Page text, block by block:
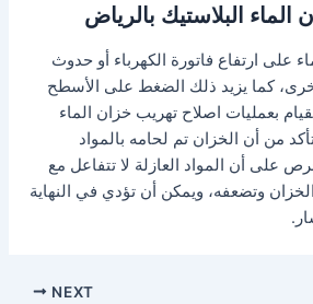
الماء البلاستيك بالرياض
على ارتفاع فاتورة الكهرباء أو حدوث
كما يزيد ذلك الضغط على الأسطح
بعمليات اصلاح تهريب خزان الماء
من أن الخزان تم لحامه بالمواد
على أن المواد العازلة لا تتفاعل مع
وتضعفه، ويمكن أن تؤدي في النهاية
NEXT